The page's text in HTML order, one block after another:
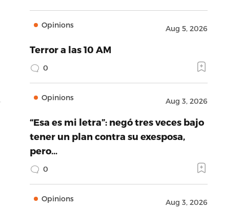
Opinions Aug 5, 2026
Terror a las 10 AM
0
Opinions Aug 3, 2026
“Esa es mi letra”: negó tres veces bajo
tener un plan contra su exesposa,
pero…
0
Opinions Aug 3, 2026